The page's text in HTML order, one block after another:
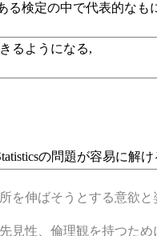
検定の中で代表的なも
るようになる,
の問題が容易に解け
伸ばそうとする意欲と
性、倫理観を持つため